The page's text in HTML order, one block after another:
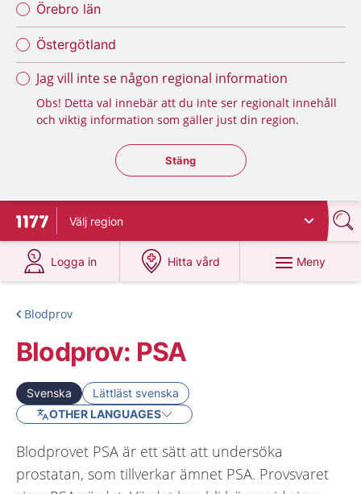
Örebro län
Östergötland
Jag vill inte se någon regional information
Obs! Detta val innebär att du inte ser regionalt innehåll
och viktig information som gäller just din region.
Stäng regionsväljaren
Stäng
Till startsidan för 1177
Välj region
Logga in
på 1177.se
Hitta vård
på 1177.se
Meny
Blodprov
Blodprov: PSA
Svenska
Lättläst svenska
OTHER LANGUAGES
Blodprovet PSA är ett sätt att undersöka
prostatan, som tillverkar ämnet PSA. Provsvaret